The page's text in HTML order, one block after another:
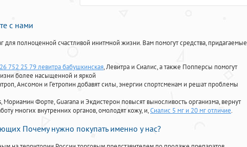
с нами
полноценной счастливой инитмной жизни. Вам помогут средства, придагаемые
752 25 79 левитра бабушкинская, Левитра и Сиалис, а также Попперсы помогут
более насыщенной и яркой
Ансомон и Гетропин добавят силы, энергии спортсменам и решат проблемы
Мориамин Форте, Guarana и Экдистерон повысят выносливость организма, вернут
многих внутренних органов, омолодят кожу, и,Сиалис 5 мг и 20 мг отличие.
Почему нужно покупать именно у нас?